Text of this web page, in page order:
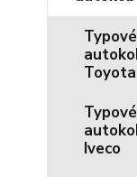
Toyota
Iveco